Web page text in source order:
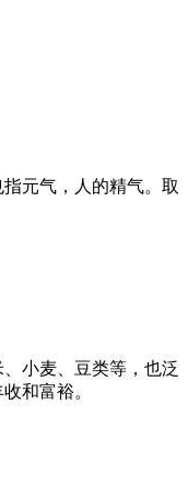
元气，人的精气。取
小麦、豆类等，也泛
和富裕。